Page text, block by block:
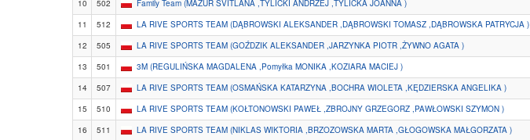
10
502 Family Team (MAZUR SVITLANA ,TYLICKI ANDRZEJ ,TYLICKA JOANNA )
11
512 LA RIVE SPORTS TEAM (DĄBROWSKI ALEKSANDER ,DĄBROWSKI TOMASZ ,DĄBROWSKA PATRYCJA )
12
505 LA RIVE SPORTS TEAM (GOŹDZIK ALEKSANDER ,JARZYNKA PIOTR ,ŻYWNO AGATA )
13
501 3M (REGULIŃSKA MAGDALENA ,Pomyłka MONIKA ,KOZIARA MACIEJ )
14
507 LA RIVE SPORTS TEAM (OSMAŃSKA KATARZYNA ,BOCHRA WIOLETA ,KĘDZIERSKA ANGELIKA )
15
510 LA RIVE SPORTS TEAM (KOŁTONOWSKI PAWEŁ ,ZBROJNY GRZEGORZ ,PAWŁOWSKI SZYMON )
16
511 LA RIVE SPORTS TEAM (NIKLAS WIKTORIA ,BRZOZOWSKA MARTA ,GŁOGOWSKA MAŁGORZATA )